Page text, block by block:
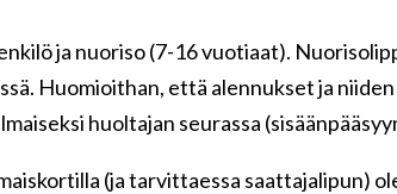
ja nuoriso (7-16 vuotiaat).
Huomioithan, että alennukset ja
huoltajan seurassa
(ja tarvittaessa saattajalipun)